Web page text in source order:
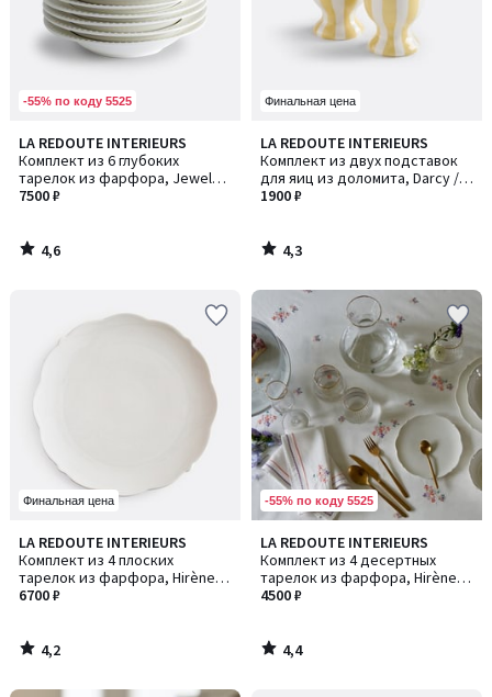
-55% по коду 5525
LA REDOUTE INTERIEURS
Комплект из 6 глубоких
тарелок из фарфора, Jewely /
Джевели
7500 ₽
4,6
/ 5
4,6
/
Финальная цена
LA REDOUTE INTERIEURS
Комплект из двух подставок
для яиц из доломита, Darcy /
Дарси
1900 ₽
4,3
/ 5
4,3
/
Финальная цена
LA REDOUTE INTERIEURS
Комплект из 4 плоских
тарелок из фарфора, Hirène /
Хирен
6700 ₽
4,2
/ 5
4,2
/
-55% по коду 5525
LA REDOUTE INTERIEURS
Комплект из 4 десертных
тарелок из фарфора, Hirène /
Хирен
4500 ₽
4,4
/ 5
4,4
/